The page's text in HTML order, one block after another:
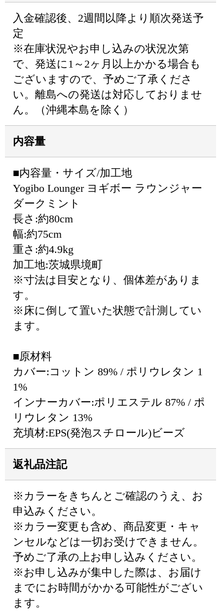
入金確認後、2週間以降より順次発送予
定
※在庫状況やお申し込みの状況次第
で、発送に1～2ヶ月以上かかる場合も
ございますので、予めご了承くださ
い。離島への発送は対応しておりませ
ん。（沖縄本島を除く）
内容量
■内容量・サイズ/加工地
Yogibo Lounger ヨギボー ラウンジャー
ダークミント
長さ:約80cm
幅:約75cm
重さ:約4.9kg
加工地:茨城県境町
※寸法は目安となり、個体差がありま
す。
※床に倒して置いた状態で計測してい
ます。
■原材料
カバー:コットン 89% / ポリウレタン 1
1%
インナーカバー:ポリエステル 87% / ポ
リウレタン 13%
充填材:EPS(発泡スチロール)ビーズ
返礼品注記
※カラーをきちんとご確認のうえ、お
申込みください。
※カラー変更も含め、商品変更・キャ
ンセルなどは一切お受けできません。
予めご了承の上お申し込みください。
※お申し込みが集中した際は、お届け
までにお時間がかかる可能性がござい
ます。